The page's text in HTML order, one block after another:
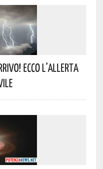
Ecco L’allerta